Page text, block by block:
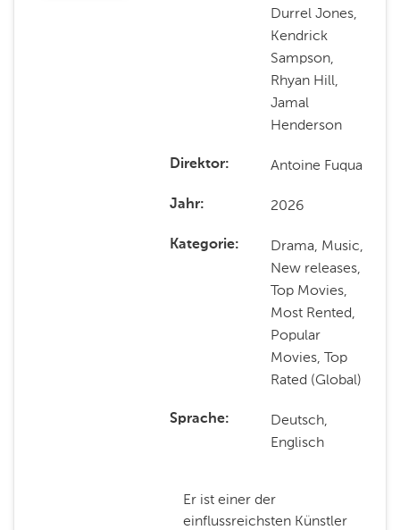
Durrel Jones,
Kendrick
Sampson,
Rhyan Hill,
Jamal
Henderson
Direktor Antoine Fuqua
Jahr 2026
Kategorie
Drama, Music,
New releases,
Top Movies,
Most Rented,
Popular
Movies, Top
Rated (Global)
Sprache
Deutsch,
Englisch
Er ist einer der
einflussreichsten Künstler